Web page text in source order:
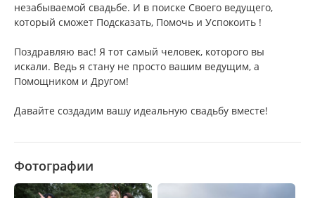
незабываемой свадьбе. И в поиске Своего ведущего,
который сможет Подсказать, Помочь и Успокоить !
Поздравляю вас! Я тот самый человек, которого вы
искали. Ведь я стану не просто вашим ведущим, а
Помощником и Другом!
Давайте создадим вашу идеальную свадьбу вместе!
Фотографии